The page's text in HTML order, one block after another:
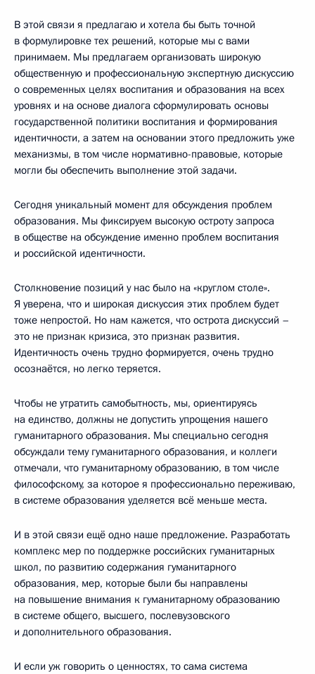
В этой связи я предлагаю и хотела бы быть точной
в формулировке тех решений, которые мы с вами
принимаем. Мы предлагаем организовать широкую
общественную и профессиональную экспертную дискуссию
о современных целях воспитания и образования на всех
уровнях и на основе диалога сформулировать основы
государственной политики воспитания и формирования
идентичности, а затем на основании этого предложить уже
механизмы, в том числе нормативно-правовые, которые
могли бы обеспечить выполнение этой задачи.
Сегодня уникальный момент для обсуждения проблем
образования. Мы фиксируем высокую остроту запроса
в обществе на обсуждение именно проблем воспитания
и российской идентичности.
Столкновение позиций у нас было на «круглом столе».
Я уверена, что и широкая дискуссия этих проблем будет
тоже непростой. Но нам кажется, что острота дискуссий –
это не признак кризиса, это признак развития.
Идентичность очень трудно формируется, очень трудно
осознаётся, но легко теряется.
Чтобы не утратить самобытность, мы, ориентируясь
на единство, должны не допустить упрощения нашего
гуманитарного образования. Мы специально сегодня
обсуждали тему гуманитарного образования, и коллеги
отмечали, что гуманитарному образованию, в том числе
философскому, за которое я профессионально переживаю,
в системе образования уделяется всё меньше места.
И в этой связи ещё одно наше предложение. Разработать
комплекс мер по поддержке российских гуманитарных
школ, по развитию содержания гуманитарного
образования, мер, которые были бы направлены
на повышение внимания к гуманитарному образованию
в системе общего, высшего, послевузовского
и дополнительного образования.
И если уж говорить о ценностях, то сама система